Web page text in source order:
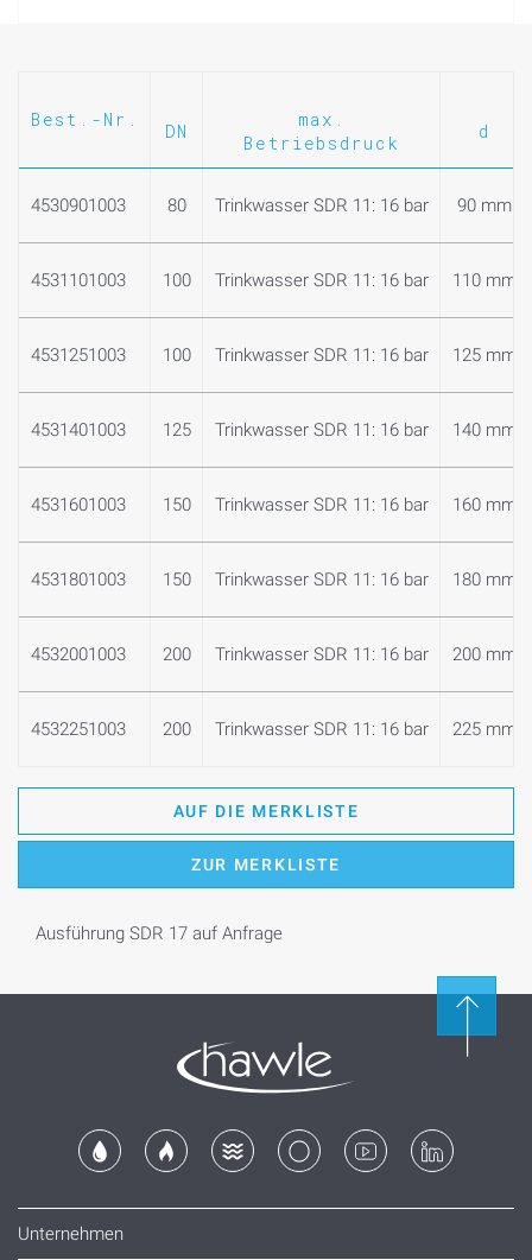
Best.-Nr.
DN
max.
Betriebsdruck
d
4530901003 80 Trinkwasser SDR 11: 16 bar 90 mm
4531101003 100 Trinkwasser SDR 11: 16 bar 110 mm
4531251003 100 Trinkwasser SDR 11: 16 bar 125 mm
4531401003 125 Trinkwasser SDR 11: 16 bar 140 mm
4531601003 150 Trinkwasser SDR 11: 16 bar 160 mm
4531801003 150 Trinkwasser SDR 11: 16 bar 180 mm
4532001003 200 Trinkwasser SDR 11: 16 bar 200 mm
4532251003 200 Trinkwasser SDR 11: 16 bar 225 mm
AUF DIE MERKLISTE
ZUR MERKLISTE
Ausführung SDR 17 auf Anfrage
Unternehmen